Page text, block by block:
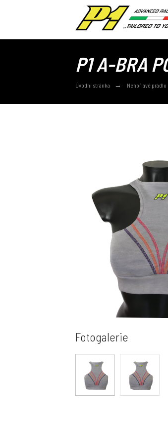
P1 A-BRA
Úvodní stránka Nehořlavé prádlo
Fotogalerie